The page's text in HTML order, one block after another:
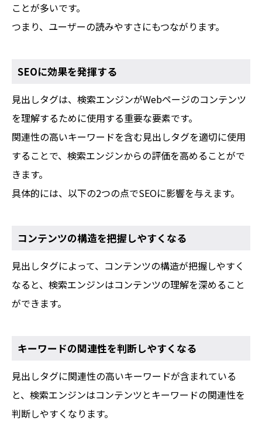
ことが多いです。
つまり、ユーザーの読みやすさにもつながります。
SEOに効果を発揮する
見出しタグは、検索エンジンがWebページのコンテンツ
を理解するために使用する重要な要素です。
関連性の高いキーワードを含む見出しタグを適切に使用
することで、検索エンジンからの評価を高めることがで
きます。
具体的には、以下の2つの点でSEOに影響を与えます。
コンテンツの構造を把握しやすくなる
見出しタグによって、コンテンツの構造が把握しやすく
なると、検索エンジンはコンテンツの理解を深めること
ができます。
キーワードの関連性を判断しやすくなる
見出しタグに関連性の高いキーワードが含まれている
と、検索エンジンはコンテンツとキーワードの関連性を
判断しやすくなります。